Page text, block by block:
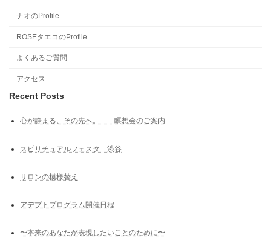
ナオのProfile
ROSEタエコのProfile
よくあるご質問
アクセス
Recent Posts
心が静まる、その先へ。――瞑想会のご案内
スピリチュアルフェスタ 渋谷
サロンの模様替え
アデプトプログラム開催日程
〜本来のあなたが表現したいことのために〜